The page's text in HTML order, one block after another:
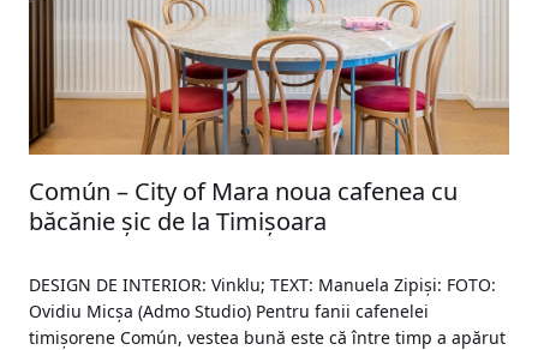
Común – City of Mara noua cafenea cu
băcănie șic de la Timișoara
DESIGN DE INTERIOR: Vinklu; TEXT: Manuela Zipiși: FOTO:
Ovidiu Micșa (Admo Studio) Pentru fanii cafenelei
timișorene Común, vestea bună este că între timp a apărut